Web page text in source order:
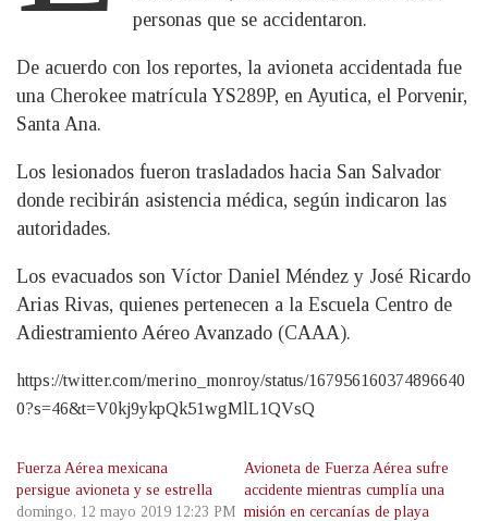
personas que se accidentaron.
De acuerdo con los reportes, la avioneta accidentada fue
una Cherokee matrícula YS289P, en Ayutica, el Porvenir,
Santa Ana.
Los lesionados fueron trasladados hacia San Salvador
donde recibirán asistencia médica, según indicaron las
autoridades.
Los evacuados son Víctor Daniel Méndez y José Ricardo
Arias Rivas, quienes pertenecen a la Escuela Centro de
Adiestramiento Aéreo Avanzado (CAAA).
https://twitter.com/merino_monroy/status/167956160374896640
0?s=46&t=V0kj9ykpQk51wgMlL1QVsQ
Fuerza Aérea mexicana
persigue avioneta y se estrella
domingo, 12 mayo 2019 12:23 PM
Avioneta de Fuerza Aérea sufre
accidente mientras cumplía una
misión en cercanías de playa